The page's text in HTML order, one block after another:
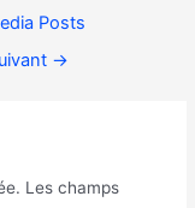
Posts
→
Les champs